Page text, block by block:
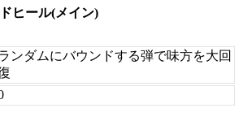
ヒール(メイン)
ンダムにバウンドする弾で味方を大回